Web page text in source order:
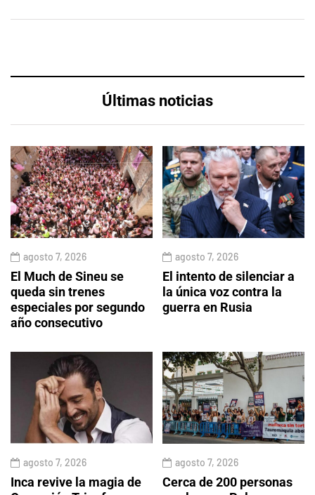
Últimas noticias
agosto 7, 2026
El Much de Sineu se
queda sin trenes
especiales por segundo
año consecutivo
agosto 7, 2026
El intento de silenciar a
la única voz contra la
guerra en Rusia
agosto 7, 2026
Inca revive la magia de
agosto 7, 2026
Cerca de 200 personas